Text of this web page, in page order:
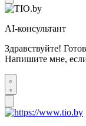
AI-консультант
Здравствуйте!
Напишите мне,